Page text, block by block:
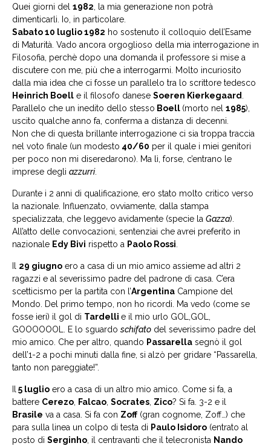
Quei giorni del 1982, la mia generazione non potrà
dimenticarli. Io, in particolare.
Sabato 10 luglio 1982 ho sostenuto il colloquio dell’Esame
di Maturità. Vado ancora orgoglioso della mia interrogazione in
Filosofia, perchè dopo una domanda il professore si mise a
discutere con me, più che a interrogarmi. Molto incuriosito
dalla mia idea che ci fosse un parallelo tra lo scrittore tedesco
Heinrich Boell e il filosofo danese Soeren Kierkegaard.
Parallelo che un inedito dello stesso Boell (morto nel 1985),
uscito qualche anno fa, conferma a distanza di decenni.
Non che di questa brillante interrogazione ci sia troppa traccia
nel voto finale (un modesto 40/60 per il quale i miei genitori
per poco non mi diseredarono). Ma lì, forse, c’entrano le
imprese degli azzurri.
Durante i 2 anni di qualificazione, ero stato molto critico verso
la nazionale. Influenzato, ovviamente, dalla stampa
specializzata, che leggevo avidamente (specie la Gazza).
All’atto delle convocazioni, sentenziai che avrei preferito in
nazionale Edy Bivi rispetto a Paolo Rossi.
Il 29 giugno ero a casa di un mio amico assieme ad altri 2
ragazzi e al severissimo padre del padrone di casa. C’era
scetticismo per la partita con l’Argentina Campione del
Mondo. Del primo tempo, non ho ricordi. Ma vedo (come se
fosse ieri) il gol di Tardelli e il mio urlo GOL,GOL,
GOOOOOOL. E lo sguardoschifato del severissimo padre del
mio amico. Che per altro, quando Passarella segnò il gol
dell’1-2 a pochi minuti dalla fine, si alzò per gridare “Passarella,
tanto non pareggiate!”.
Il5 luglio ero a casa di un altro mio amico. Come si fa, a
battere Cerezo, Falcao, Socrates, Zico? Si fa. 3-2 e il
Brasile va a casa. Si fa con Zoff(gran cognome, Zoff…) che
para sulla linea un colpo di testa di Paulo Isidoro (entrato al
posto di Serginho, il centravanti che il telecronista Nando